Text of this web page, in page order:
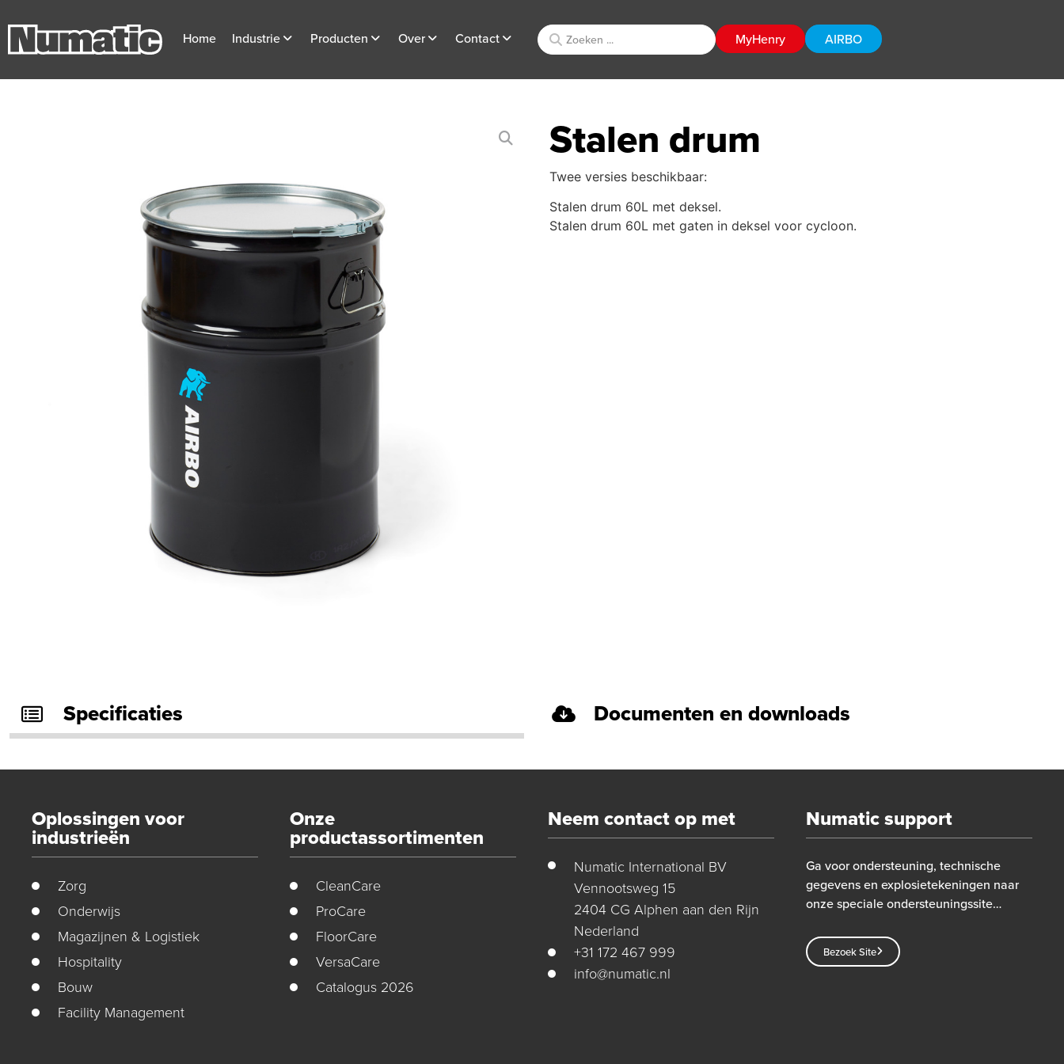
Home Industrie Producten Over Contact MyHenry AIRBO
Stalen drum
Twee versies beschikbaar:
Stalen drum 60L met deksel.
Stalen drum 60L met gaten in deksel voor cycloon.
Specificaties Documenten en downloads
Oplossingen voor
industrieën
Zorg
Onderwijs
Magazijnen & Logistiek
Hospitality
Bouw
Facility Management
Onze
productassortimenten
CleanCare
ProCare
FloorCare
VersaCare
Catalogus 2026
Neem contact op met
Numatic International BV
Vennootsweg 15
2404 CG Alphen aan den Rijn
Nederland
+31 172 467 999
info@numatic.nl
Numatic support
Ga voor ondersteuning, technische
gegevens en explosietekeningen naar
onze speciale ondersteuningssite…
Bezoek Site